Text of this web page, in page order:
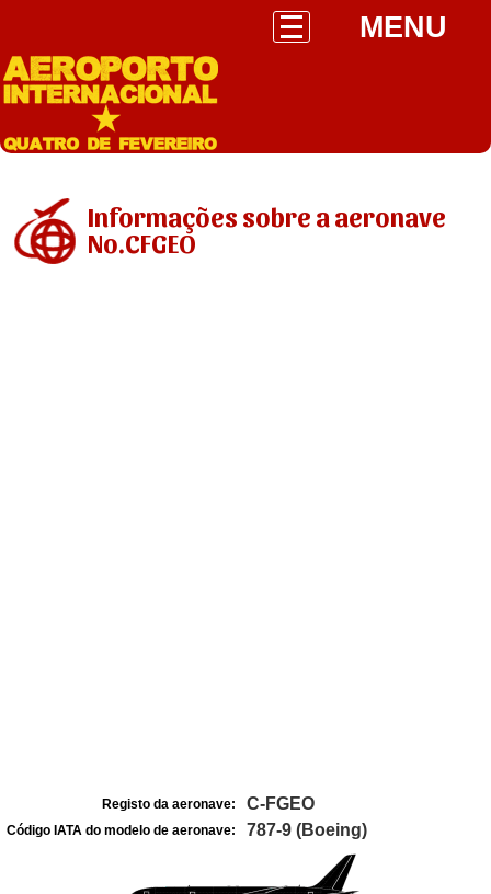
MENU
Informações sobre a aeronave
No.CFGEO
Registo da aeronave: C-FGEO
Código IATA do modelo de aeronave: 787-9 (Boeing)